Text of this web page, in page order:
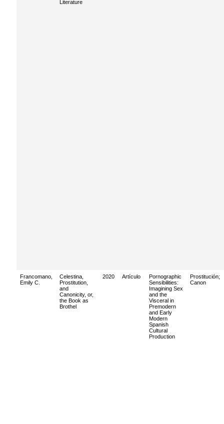
Literature
Francomano,
Emily C.
Celestina,
Prostitution,
and
Canonicity, or,
the Book as
Brothel
2020 Artículo
Pornographic
Sensibilities:
Imagining Sex
and the
Visceral in
Premodern
and Early
Modern
Spanish
Cultural
Production
Prostitución;
Canon